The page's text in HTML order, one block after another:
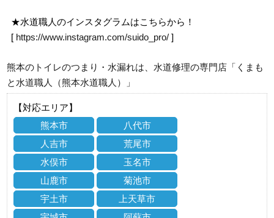
★水道職人のインスタグラムはこちらから！
[ https://www.instagram.com/suido_pro/ ]
熊本のトイレのつまり・水漏れは、水道修理の専門店「くまも
と水道職人（熊本水道職人）」
【対応エリア】
熊本市
八代市
人吉市
荒尾市
水俣市
玉名市
山鹿市
菊池市
宇土市
上天草市